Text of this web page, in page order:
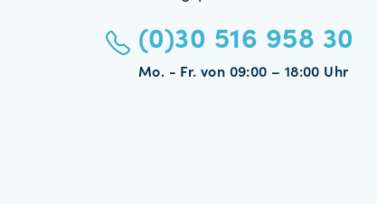
(0)30 516 958 30
Mo. - Fr. von 09:00 – 18:00 Uhr